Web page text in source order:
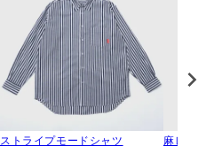
ストライプモードシャツ
麻レー